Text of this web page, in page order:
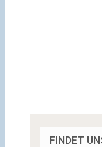
FINDET